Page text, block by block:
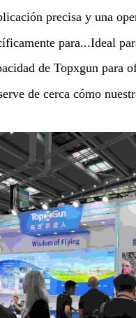
precisa y una
para...Ideal
de Topxgun para
de cerca cómo